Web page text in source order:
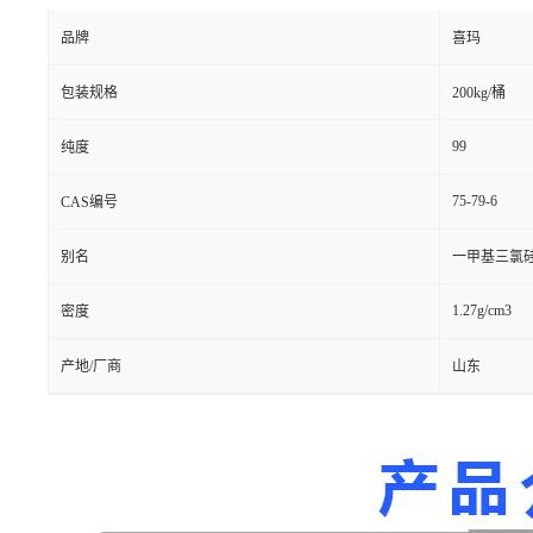
品牌 喜玛
包装规格 200kg/桶
纯度 99
CAS编号 75-79-6
别名 一甲基三氯
密度 1.27g/cm3
产地/厂商 山东